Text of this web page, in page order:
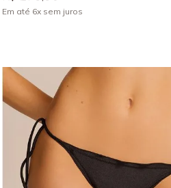
Em até 6x sem juros